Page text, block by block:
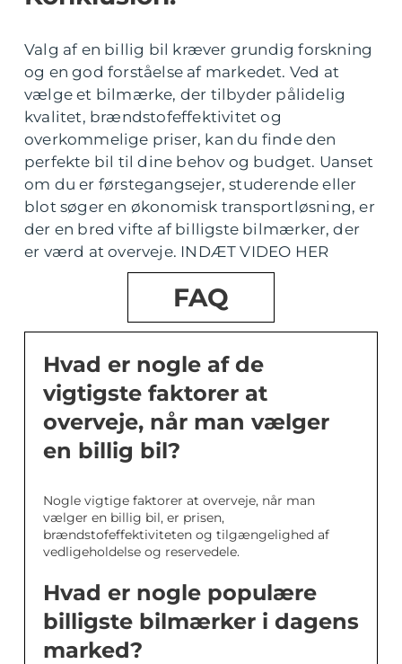
Valg af en billig bil kræver grundig forskning
og en god forståelse af markedet. Ved at
vælge et bilmærke, der tilbyder pålidelig
kvalitet, brændstofeffektivitet og
overkommelige priser, kan du finde den
perfekte bil til dine behov og budget. Uanset
om du er førstegangsejer, studerende eller
blot søger en økonomisk transportløsning, er
der en bred vifte af billigste bilmærker, der
er værd at overveje. INDÆT VIDEO HER
FAQ
Hvad er nogle af de
vigtigste faktorer at
overveje, når man vælger
en billig bil?
Nogle vigtige faktorer at overveje, når man
vælger en billig bil, er prisen,
brændstofeffektiviteten og tilgængelighed af
vedligeholdelse og reservedele.
Hvad er nogle populære
billigste bilmærker i dagens
marked?